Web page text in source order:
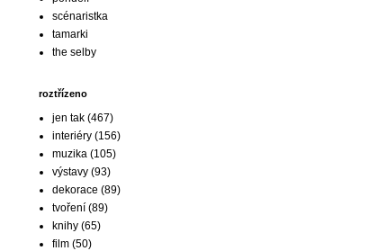
scénaristka
tamarki
the selby
roztřízeno
jen tak (467)
interiéry (156)
muzika (105)
výstavy (93)
dekorace (89)
tvoření (89)
knihy (65)
film (50)